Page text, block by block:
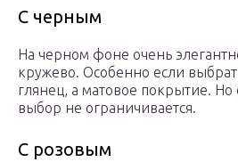
С черным
На черном фоне очень
кружево. Особенно если
глянец, а матовое покрытие.
выбор не ограничивается.
С розовым